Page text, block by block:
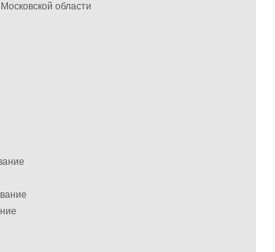
области